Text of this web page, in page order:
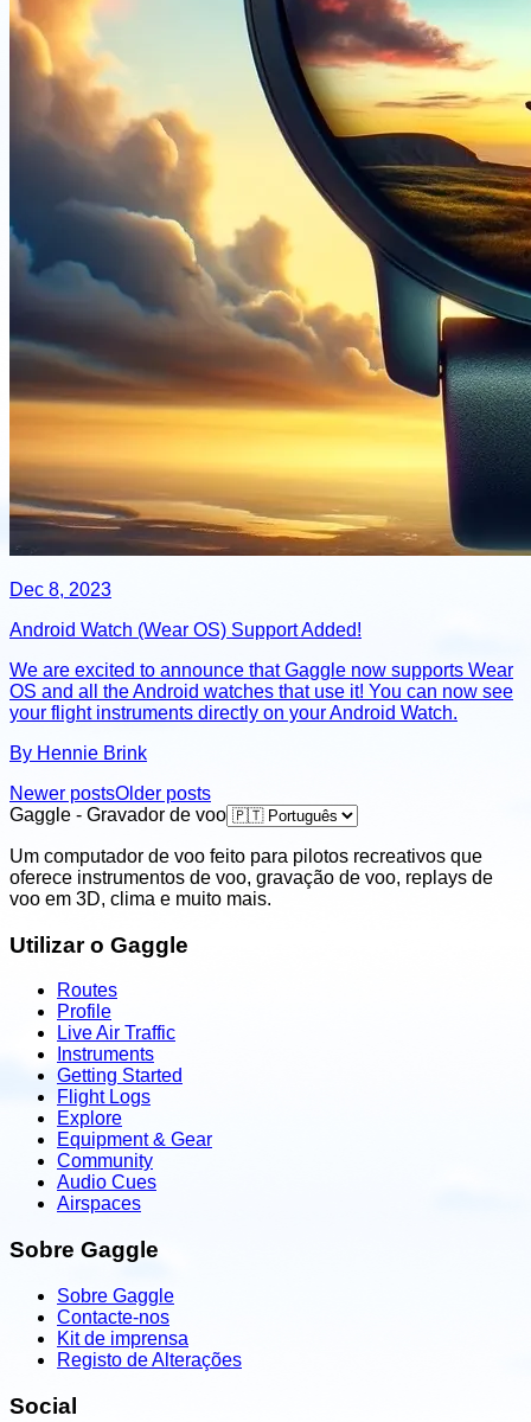
Dec 8, 2023
Android Watch (Wear OS) Support Added!
We are excited to announce that Gaggle now supports Wear
OS and all the Android watches that use it! You can now see
your flight instruments directly on your Android Watch.
By Hennie Brink
Newer postsOlder posts
Gaggle - Gravador de voo
Um computador de voo feito para pilotos recreativos que
oferece instrumentos de voo, gravação de voo, replays de
voo em 3D, clima e muito mais.
Utilizar o Gaggle
Routes
Profile
Live Air Traffic
Instruments
Getting Started
Flight Logs
Explore
Equipment & Gear
Community
Audio Cues
Airspaces
Sobre Gaggle
Sobre Gaggle
Contacte-nos
Kit de imprensa
Registo de Alterações
Social